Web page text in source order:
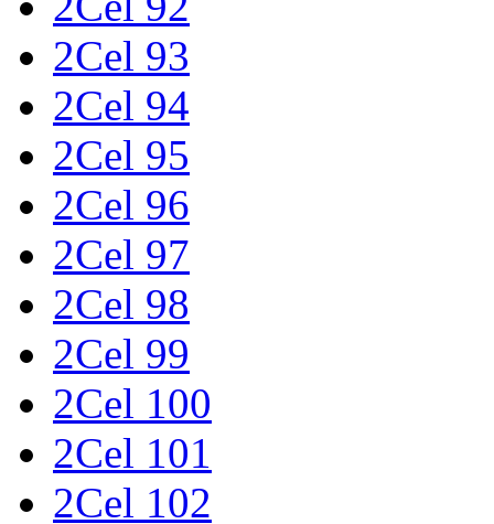
2Cel 93
2Cel 94
2Cel 95
2Cel 96
2Cel 97
2Cel 98
2Cel 99
2Cel 100
2Cel 101
2Cel 102